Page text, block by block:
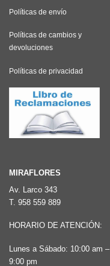
Políticas de envío
Políticas de cambios y
devoluciones
Políticas de privacidad
MIRAFLORES
Av. Larco 343
T. 958 559 889
HORARIO DE ATENCIÓN:
Lunes a Sábado: 10:00 am –
9:00 pm